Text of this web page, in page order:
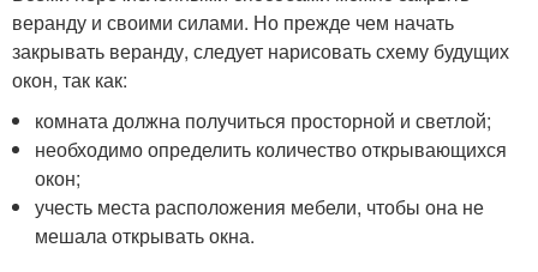
веранду и своими силами. Но прежде чем начать
закрывать веранду, следует нарисовать схему будущих
окон, так как:
комната должна получиться просторной и светлой;
необходимо определить количество открывающихся
окон;
учесть места расположения мебели, чтобы она не
мешала открывать окна.